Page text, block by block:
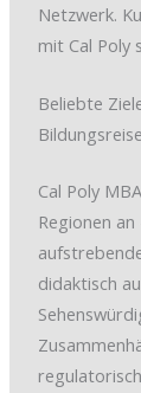
Netzwerk.
mit Cal Poly
Beliebte
Cal Poly
Regionen
didaktisch